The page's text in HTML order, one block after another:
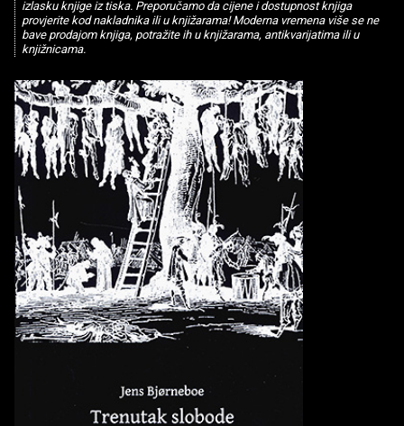
izlasku knjige iz tiska. Preporučamo da cijene i dostupnost knjiga
provjerite kod nakladnika ili u knjižarama! Moderna vremena više se ne
bave prodajom knjiga, potražite ih u knjižarama, antikvarijatima ili u
knjižnicama.